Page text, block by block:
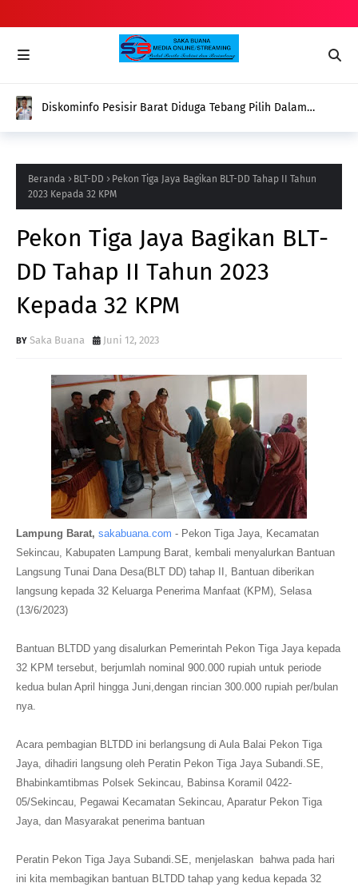
Diskominfo Pesisir Barat Diduga Tebang Pilih Dalam
Beranda BLT-DD
Pekon Tiga Jaya Bagikan BLT-DD Tahap II Tahun
2023 Kepada 32 KPM
Pekon Tiga Jaya Bagikan BLT-
DD Tahap II Tahun 2023
Kepada 32 KPM
Saka Buana Juni 12, 2023
Lampung Barat, sakabuana.com - Pekon Tiga Jaya, Kecamatan
Sekincau, Kabupaten Lampung Barat, kembali menyalurkan Bantuan
Langsung Tunai Dana Desa(BLT DD) tahap II, Bantuan diberikan
langsung kepada 32 Keluarga Penerima Manfaat (KPM), Selasa
(13/6/2023)
Bantuan BLTDD yang disalurkan Pemerintah Pekon Tiga Jaya kepada
32 KPM tersebut, berjumlah nominal 900.000 rupiah untuk periode
kedua bulan April hingga Juni,dengan rincian 300.000 rupiah per/bulan
nya.
Acara pembagian BLTDD ini berlangsung di Aula Balai Pekon Tiga
Jaya, dihadiri langsung oleh Peratin Pekon Tiga Jaya Subandi.SE,
Bhabinkamtibmas Polsek Sekincau, Babinsa Koramil 0422-
05/Sekincau, Pegawai Kecamatan Sekincau, Aparatur Pekon Tiga
Jaya, dan Masyarakat penerima bantuan
Peratin Pekon Tiga Jaya Subandi.SE, menjelaskan bahwa pada hari
ini kita membagikan bantuan BLTDD tahap yang kedua kepada 32